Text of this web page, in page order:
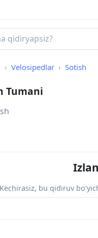
Velosipedlar Sotish
Tumani
Kechirasiz, bu qidiruv